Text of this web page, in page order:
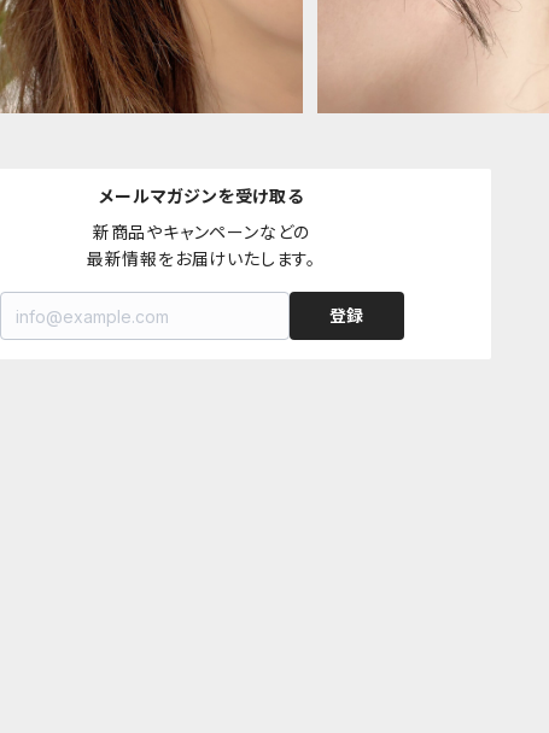
メールマガジンを受け取る
新商品やキャンペーンなどの
最新情報をお届けいたします。
登録